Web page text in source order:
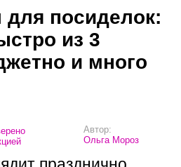
для посиделок:
из 3
и много
Автор:
Ольга Мороз